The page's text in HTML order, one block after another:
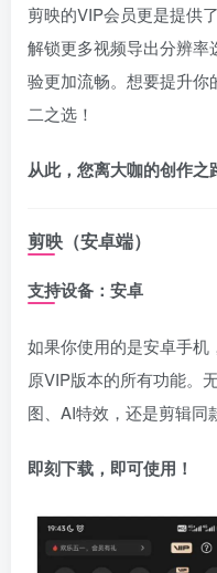
剪映的VIP会员更是提供
解锁更多视频导出分辨
验更加流畅。想要提升你
二之选！
从此，您离大咖的创作之
剪映（安卓端）
支持设备：安卓
如果你使用的是安卓手
原VIP版本的所有功能。
图、AI特效，还是剪辑同
即刻下载，即可使用！